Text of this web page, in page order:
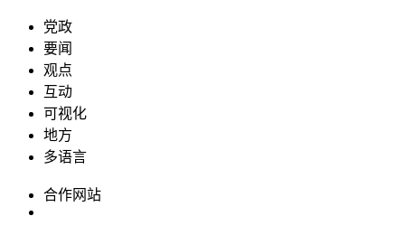
党政
要闻
观点
互动
可视化
地方
多语言
合作网站